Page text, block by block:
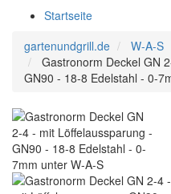
Startseite
gartenundgrill.de
W-A-S
Gastronorm Deckel GN
GN90 - 18-8 Edelstahl - 0-